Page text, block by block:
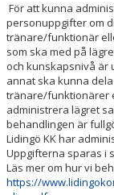
För att kunna
personuppgifter om
tränare/funktionär
som ska med på
och kunskapsnivå är
annat ska kunna
tränare/funktionärer
administrera lägret
behandlingen är
Lidingö KK har
Uppgifterna sparas i
Läs mer om hur vi
https://